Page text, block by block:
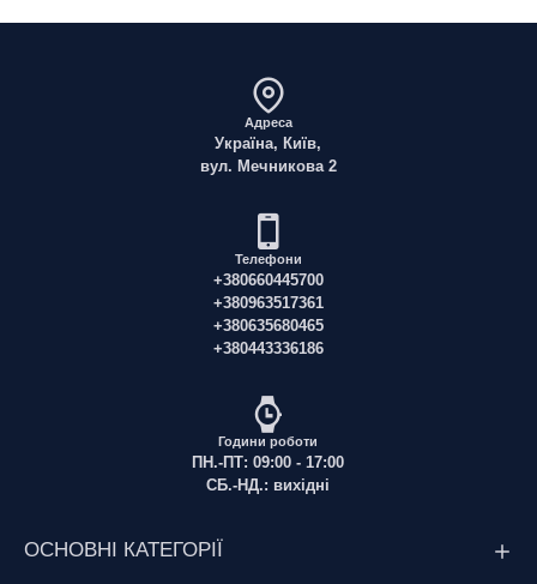
Адреса
Україна, Київ,
вул. Мечникова 2
Телефони
+380660445700
+380963517361
+380635680465
+380443336186
Години роботи
ПН.-ПТ: 09:00 - 17:00
СБ.-НД.: вихідні
ОСНОВНІ КАТЕГОРІЇ